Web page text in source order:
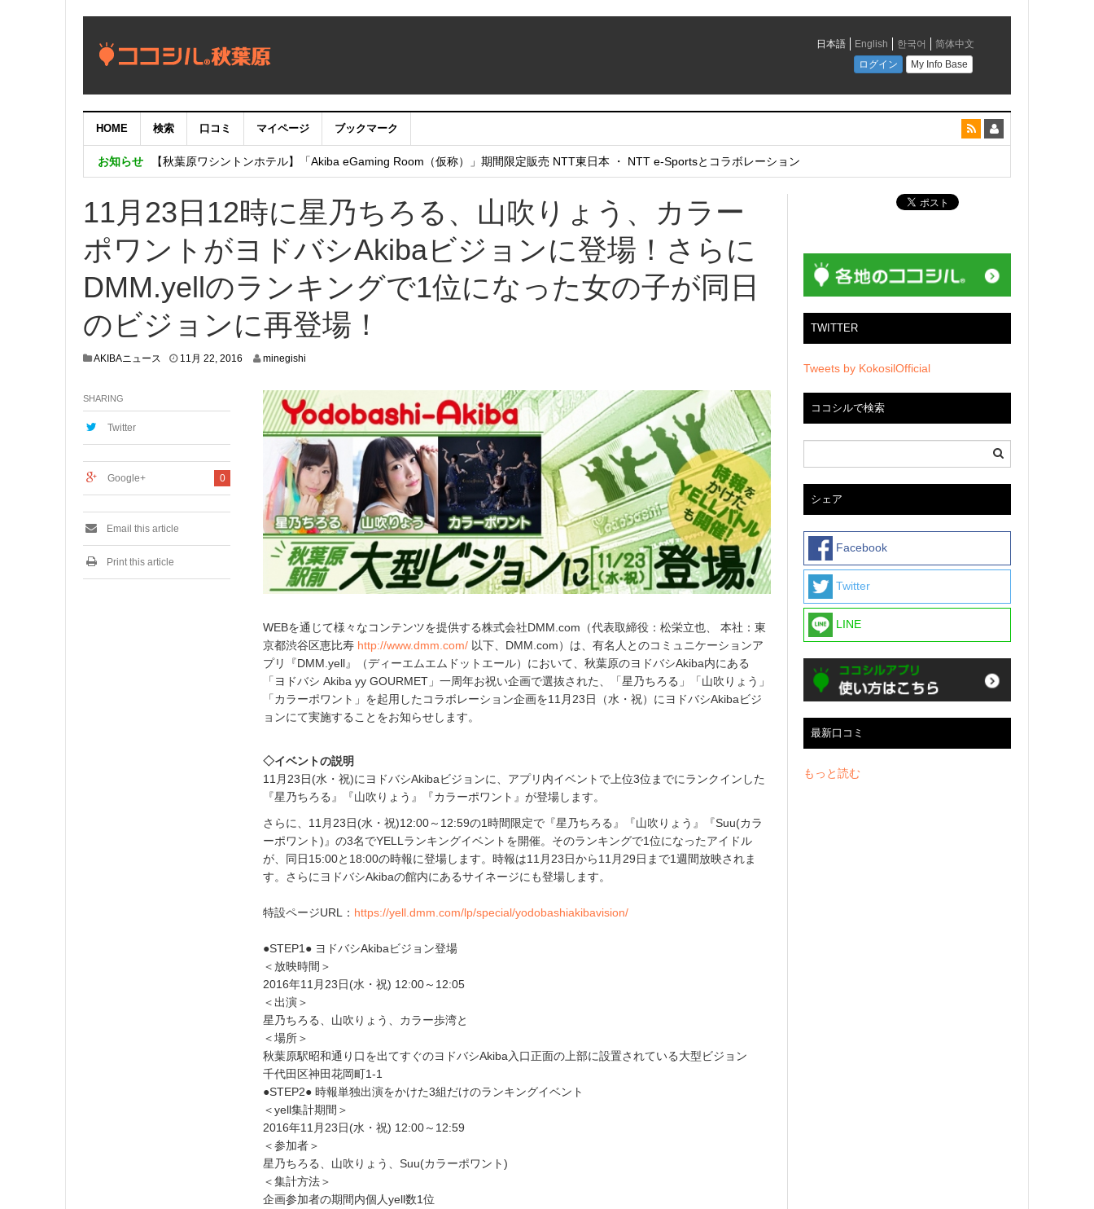
HOME 検索 口コミ マイページ ブックマーク
お知らせ
【重要：9月5日（火）22時】ココシル：アカウントサービス移行のお知らせ
【秋葉原ワシントンホテル】「Akiba eGaming Room（仮称）」期間限定販売 NTT東日本 ・ NTT e-Sportsとコラボレーション
11月23日12時に星乃ちろる、山吹りょう、カラー
ポワントがヨドバシAkibaビジョンに登場！さらに
DMM.yellのランキングで1位になった女の子が同日
のビジョンに再登場！
AKIBAニュース 11月 22, 2016 minegishi
WEBを通じて様々なコンテンツを提供する株式会社DMM.com（代表取締役：松栄立也、 本社：東
京都渋谷区恵比寿 http://www.dmm.com/ 以下、DMM.com）は、有名人とのコミュニケーションア
プリ『DMM.yell』（ディーエムエムドットエール）において、秋葉原のヨドバシAkiba内にある
「ヨドバシ Akiba yy GOURMET」一周年お祝い企画で選抜された、「星乃ちろる」「山吹りょう」
「カラーポワント」を起用したコラボレーション企画を11月23日（水・祝）にヨドバシAkibaビジ
ョンにて実施することをお知らせします。
◇イベントの説明
11月23日(水・祝)にヨドバシAkibaビジョンに、アプリ内イベントで上位3位までにランクインした
『星乃ちろる』『山吹りょう』『カラーポワント』が登場します。
さらに、11月23日(水・祝)12:00～12:59の1時間限定で『星乃ちろる』『山吹りょう』『Suu(カラ
ーポワント)』の3名でYELLランキングイベントを開催。そのランキングで1位になったアイドル
が、同日15:00と18:00の時報に登場します。時報は11月23日から11月29日まで1週間放映されま
す。さらにヨドバシAkibaの館内にあるサイネージにも登場します。
特設ページURL： https://yell.dmm.com/lp/special/yodobashiakibavision/
●STEP1● ヨドバシAkibaビジョン登場
＜放映時間＞
2016年11月23日(水・祝) 12:00～12:05
＜出演＞
星乃ちろる、山吹りょう、カラー歩湾と
＜場所＞
秋葉原駅昭和通り口を出てすぐのヨドバシAkiba入口正面の上部に設置されている大型ビジョン
千代田区神田花岡町1-1
●STEP2● 時報単独出演をかけた3組だけのランキングイベント
＜yell集計期間＞
2016年11月23日(水・祝) 12:00～12:59
＜参加者＞
星乃ちろる、山吹りょう、Suu(カラーポワント)
＜集計方法＞
企画参加者の期間内個人yell数1位
SHARING
Twitter
0
Google+
Email this article
Print this article
TWITTER
Tweets by KokosilOfficial
ココシルで検索
シェア
Facebook
Twitter
LINE
最新口コミ
もっと読む